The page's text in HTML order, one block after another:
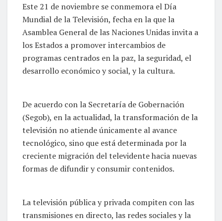
Este 21 de noviembre se conmemora el Día
Mundial de la Televisión, fecha en la que la
Asamblea General de las Naciones Unidas invita a
los Estados a promover intercambios de
programas centrados en la paz, la seguridad, el
desarrollo económico y social, y la cultura.
De acuerdo con la Secretaría de Gobernación
(Segob), en la actualidad, la transformación de la
televisión no atiende únicamente al avance
tecnológico, sino que está determinada por la
creciente migración del televidente hacia nuevas
formas de difundir y consumir contenidos.
La televisión pública y privada compiten con las
transmisiones en directo, las redes sociales y la